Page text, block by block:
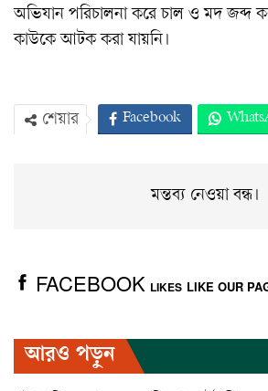
অভিযান পরিচালনা করে চাল ও মদ জব্দ
কাউকে আটক করা যায়নি।
শেয়ার Facebook
মন্তব্য নেওয়া বন্ধ।
FACEBOOK LIKES LIKE OUR
আরও পড়ুন